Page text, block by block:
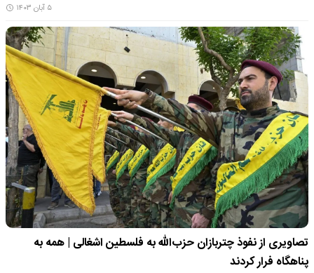
۵ آبان ۱۴۰۳
تصاویری از نفوذ چتربازان حزب‌الله به فلسطین اشغالی | همه به
پناهگاه فرار کردند